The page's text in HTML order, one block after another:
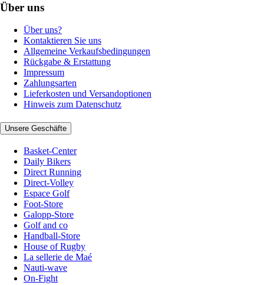
Über uns
Über uns?
Kontaktieren Sie uns
Allgemeine Verkaufsbedingungen
Rückgabe & Erstattung
Impressum
Zahlungsarten
Lieferkosten und Versandoptionen
Hinweis zum Datenschutz
Unsere Geschäfte
Basket-Center
Daily Bikers
Direct Running
Direct-Volley
Espace Golf
Foot-Store
Galopp-Store
Golf and co
Handball-Store
House of Rugby
La sellerie de Maé
Nauti-wave
On-Fight